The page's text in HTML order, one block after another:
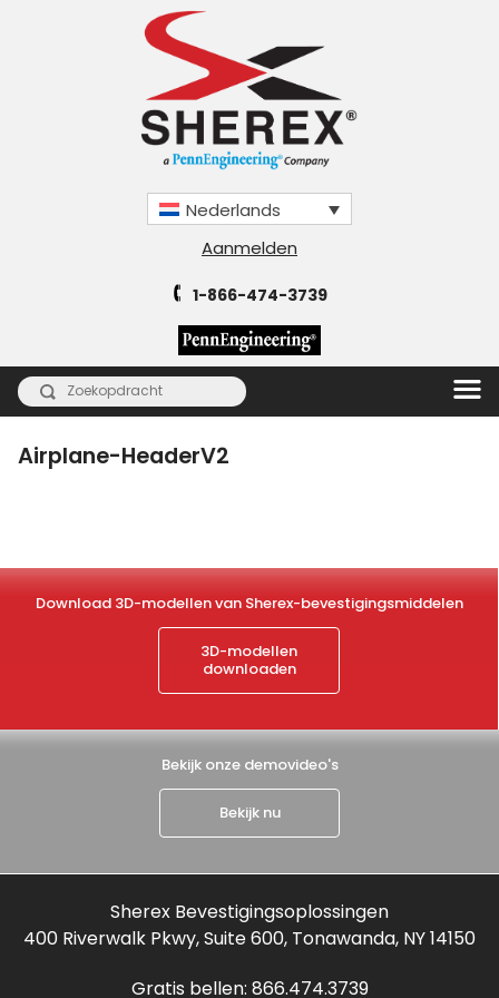
Nederlands
Aanmelden
1-866-474-3739
Airplane-HeaderV2
Download 3D-modellen van Sherex-bevestigingsmiddelen
3D-modellen
downloaden
Bekijk onze demovideo's
Bekijk nu
Sherex Bevestigingsoplossingen
400 Riverwalk Pkwy, Suite 600, Tonawanda, NY 14150
Gratis bellen: 866.474.3739